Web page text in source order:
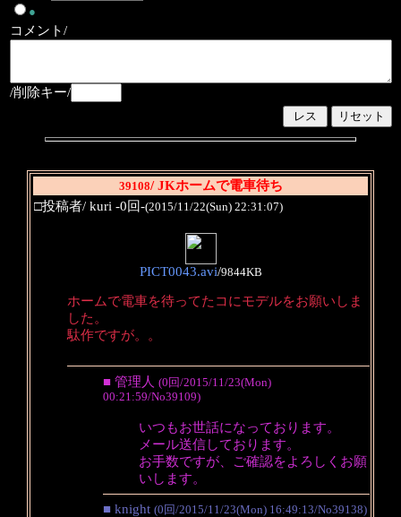
●
コメント/
/削除キー/
39108/ JKホームで電車待ち
□投稿者/ kuri -0回-(2015/11/22(Sun) 22:31:07)
PICT0043.avi/9844KB
ホームで電車を待ってたコにモデルをお願いしま
した。
駄作ですが。。
■ 管理人 (0回/2015/11/23(Mon)
00:21:59/No39109)
いつもお世話になっております。
メール送信しております。
お手数ですが、ご確認をよろしくお願
いします。
■ knight (0回/2015/11/23(Mon) 16:49:13/No39138)